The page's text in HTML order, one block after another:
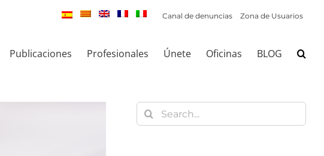
Canal de denuncias Zona de Usuarios
Publicaciones Profesionales Únete Oficinas BLOG
Buscar: